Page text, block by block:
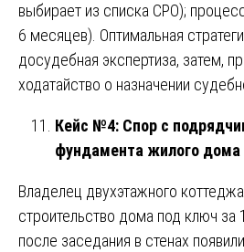
выбирает из списка СРО);
6 месяцев). Оптимальная
досудебная экспертиза, затем,
ходатайство о назначении
Кейс №4: Спор с
фундамента жилого дома
Владелец двухэтажного
строительство дома под ключ
после заседания в стенах